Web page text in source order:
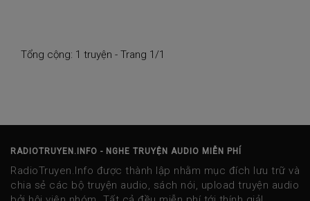
Tổng cộng: 1 truyện - Trang 1/1
RADIOTRUYEN.INFO - NGHE TRUYỆN AUDIO MIỄN PHÍ
RadioTruyen.Info được thành lập nhằm mục đích lưu trữ và
chia sẻ các bộ truyện audio, sách nói, upload truyện audio